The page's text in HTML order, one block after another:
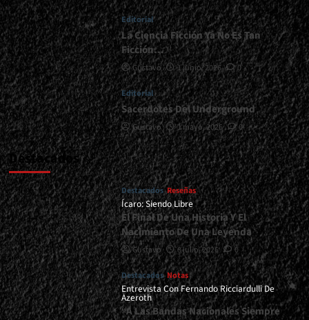
</small>
<div>La
Energía
Nuclear
Y
Sus
Leyes</div>
Editorial
La Ciencia Ficción Ya No Es Tan
Ficción…
Gustavo 1 junio, 2026 0
Editorial
Sacerdotes Del Underground
Gustavo 1 mayo, 2026 0
Destacados
Destacados Reseñas
Ícaro: Siendo Libre
El Final De Una Historia Y El
Nacimiento De Una Leyenda
Gustavo 8 julio, 2026 0
Destacados Notas
Entrevista Con Fernando Ricciardulli De
Azeroth
“A Las Bandas Nacionales Siempre